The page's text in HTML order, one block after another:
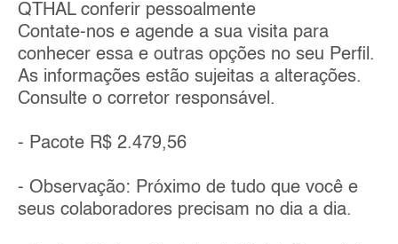
QTHAL conferir pessoalmente
Contate-nos e agende a sua visita para
conhecer essa e outras opções no seu Perfil.
As informações estão sujeitas a alterações.
Consulte o corretor responsável.
- Pacote R$ 2.479,56
- Observação: Próximo de tudo que você e
seus colaboradores precisam no dia a dia.